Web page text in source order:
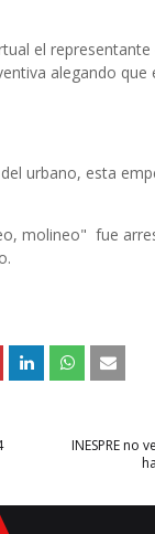
el
alegando
urbano, esta
molineo" fue
INESPRE